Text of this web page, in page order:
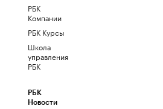
РБК
Компании
РБК Курсы
Школа
управления
РБК
РБК
Новости